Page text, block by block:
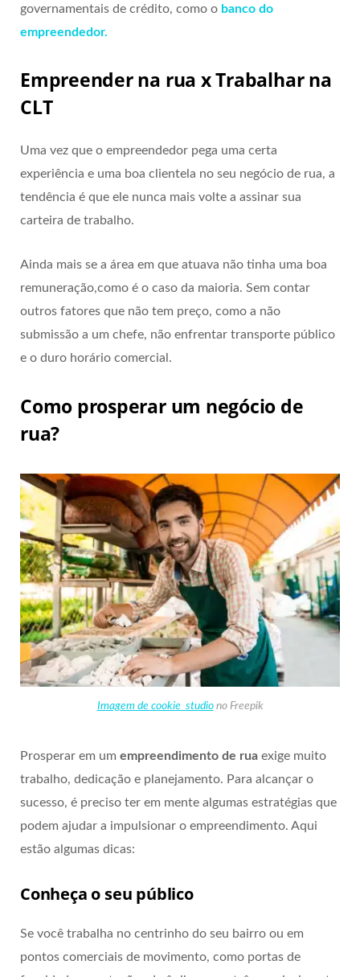
governamentais de crédito, como o banco do
empreendedor.
Empreender na rua x Trabalhar na
CLT
Uma vez que o empreendedor pega uma certa
experiência e uma boa clientela no seu negócio de rua, a
tendência é que ele nunca mais volte a assinar sua
carteira de trabalho.
Ainda mais se a área em que atuava não tinha uma boa
remuneração,como é o caso da maioria. Sem contar
outros fatores que não tem preço, como a não
submissão a um chefe, não enfrentar transporte público
e o duro horário comercial.
Como prosperar um negócio de
rua?
Imagem de cookie_studiono Freepik
Prosperar em um empreendimento de rua exige muito
trabalho, dedicação e planejamento. Para alcançar o
sucesso, é preciso ter em mente algumas estratégias que
podem ajudar a impulsionar o empreendimento. Aqui
estão algumas dicas:
Conheça o seu público
Se você trabalha no centrinho do seu bairro ou em
pontos comerciais de movimento, como portas de